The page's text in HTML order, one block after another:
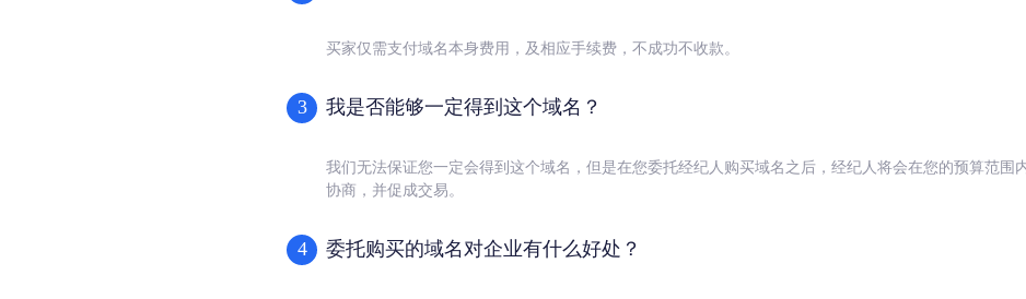
买家仅需支付域名本身费用，及相应手续费，不成功不收款。
3 我是否能够一定得到这个域名？
我们无法保证您一定会得到这个域名，但是在您委托经纪人购买域名之后，经纪人将会在您的预算范围
协商，并促成交易。
4 委托购买的域名对企业有什么好处？